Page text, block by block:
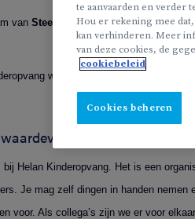
van Steenokkerzeelversterken als
waar we niet alleen voor de
Helan Kinderopvang. Het is een
Je mag zelf dingen in handen
voor. Als collega’s zijn we er voor
te aanvaarden en verder
Hou er rekening mee
kan verhinderen. Meer
van deze cookies, de
cookiebeleid
Cookies beheren